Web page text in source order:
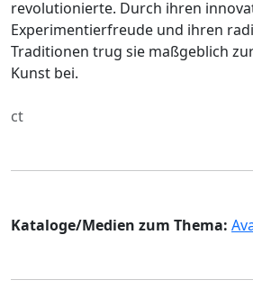
revolutionierte. Durch ihren
Experimentierfreude und ihren
Traditionen trug sie maßgeblich
Kunst bei.
ct
Kataloge/Medien zum Thema: